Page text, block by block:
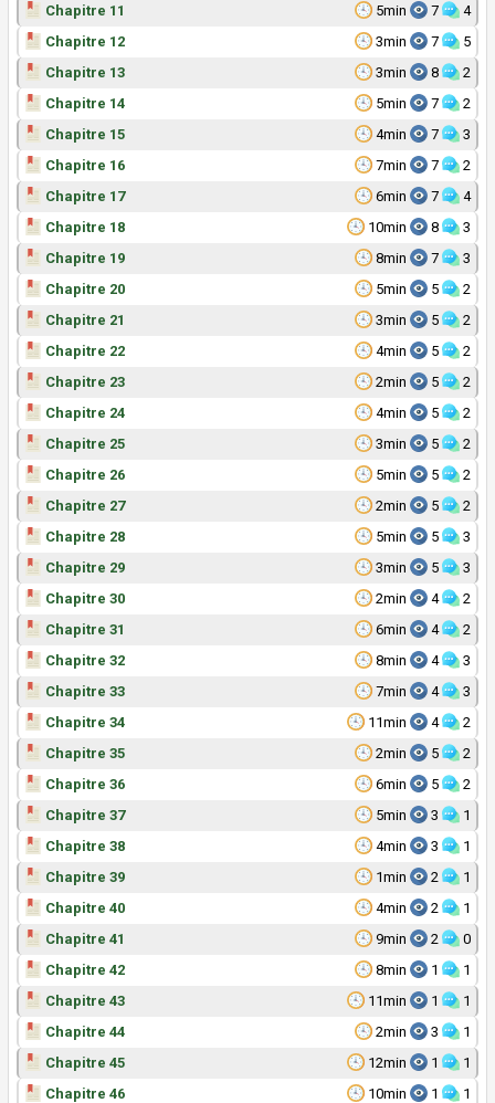
5min
7 4
Chapitre 11
3min
7 5
Chapitre 12
3min
8 2
Chapitre 13
5min
7 2
Chapitre 14
4min
7 3
Chapitre 15
7min
7 2
Chapitre 16
6min
7 4
Chapitre 17
10min
8 3
Chapitre 18
8min
7 3
Chapitre 19
5min
5 2
Chapitre 20
3min
5 2
Chapitre 21
4min
5 2
Chapitre 22
2min
5 2
Chapitre 23
4min
5 2
Chapitre 24
3min
5 2
Chapitre 25
5min
5 2
Chapitre 26
2min
5 2
Chapitre 27
5min
5 3
Chapitre 28
3min
5 3
Chapitre 29
2min
4 2
Chapitre 30
6min
4 2
Chapitre 31
8min
4 3
Chapitre 32
7min
4 3
Chapitre 33
11min
4 2
Chapitre 34
2min
5 2
Chapitre 35
6min
5 2
Chapitre 36
5min
3 1
Chapitre 37
4min
3 1
Chapitre 38
1min
2 1
Chapitre 39
4min
2 1
Chapitre 40
9min
2 0
Chapitre 41
8min
1 1
Chapitre 42
11min
1 1
Chapitre 43
2min
3 1
Chapitre 44
12min
1 1
Chapitre 45
10min
1 1
Chapitre 46